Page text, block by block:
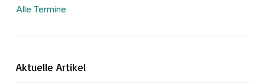
Alle Termine
Aktuelle Artikel